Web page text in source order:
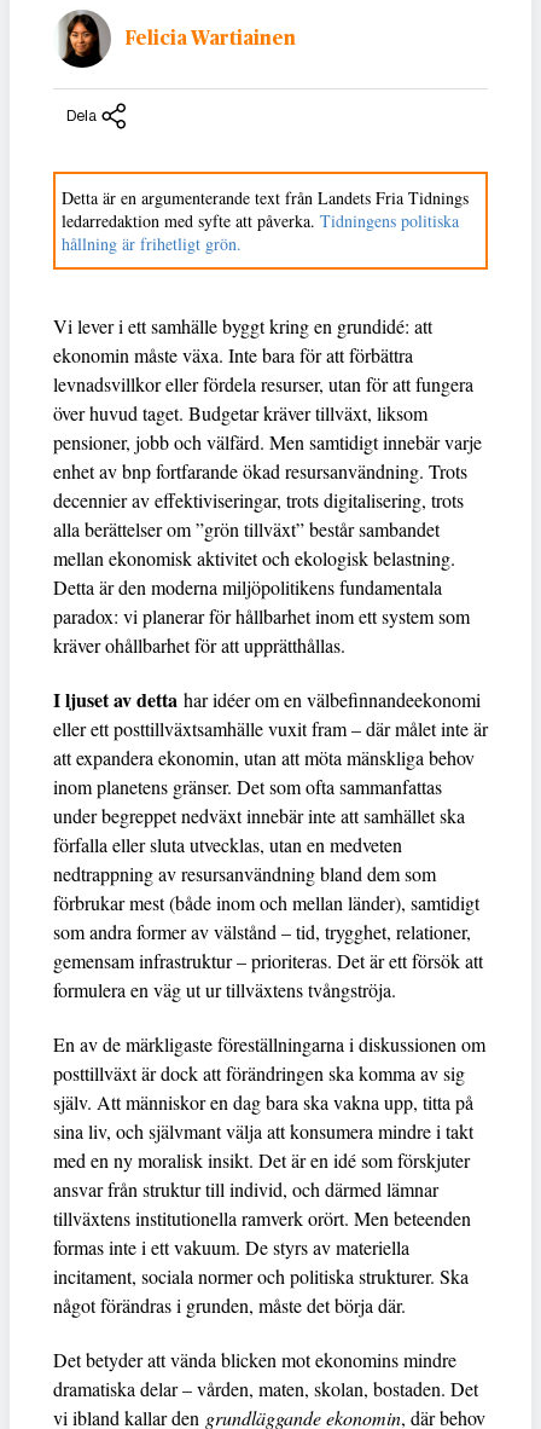
Felicia Wartiainen
Dela
Detta är en argumenterande text från Landets Fria Tidnings
ledarredaktion med syfte att påverka. Tidningens politiska
hållning är frihetligt grön.
Vi lever i ett samhälle byggt kring en grundidé: att
ekonomin måste växa. Inte bara för att förbättra
levnadsvillkor eller fördela resurser, utan för att fungera
över huvud taget. Budgetar kräver tillväxt, liksom
pensioner, jobb och välfärd. Men samtidigt innebär varje
enhet av bnp fortfarande ökad resursanvändning. Trots
decennier av effektiviseringar, trots digitalisering, trots
alla berättelser om ”grön tillväxt” består sambandet
mellan ekonomisk aktivitet och ekologisk belastning.
Detta är den moderna miljöpolitikens fundamentala
paradox: vi planerar för hållbarhet inom ett system som
kräver ohållbarhet för att upprätthållas.
I ljuset av detta har idéer om en välbefinnandeekonomi
eller ett posttillväxtsamhälle vuxit fram – där målet inte är
att expandera ekonomin, utan att möta mänskliga behov
inom planetens gränser. Det som ofta sammanfattas
under begreppet nedväxt innebär inte att samhället ska
förfalla eller sluta utvecklas, utan en medveten
nedtrappning av resursanvändning bland dem som
förbrukar mest (både inom och mellan länder), samtidigt
som andra former av välstånd – tid, trygghet, relationer,
gemensam infrastruktur – prioriteras. Det är ett försök att
formulera en väg ut ur tillväxtens tvångströja.
En av de märkligaste föreställningarna i diskussionen om
posttillväxt är dock att förändringen ska komma av sig
själv. Att människor en dag bara ska vakna upp, titta på
sina liv, och självmant välja att konsumera mindre i takt
med en ny moralisk insikt. Det är en idé som förskjuter
ansvar från struktur till individ, och därmed lämnar
tillväxtens institutionella ramverk orört. Men beteenden
formas inte i ett vakuum. De styrs av materiella
incitament, sociala normer och politiska strukturer. Ska
något förändras i grunden, måste det börja där.
Det betyder att vända blicken mot ekonomins mindre
dramatiska delar – vården, maten, skolan, bostaden. Det
vi ibland kallar den grundläggande ekonomin, där behov